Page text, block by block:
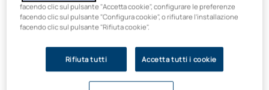
impatto sul mondo degli affari
Progetti reali di innovazione con le aziende
Formazione sul pensiero dirompente, sulla comunicazione
e sulla leadership
Tirocini e soggiorni in mercati strategici globali
facendo clic sul pulsante "Accetta cookie", configurare le preferenze
facendo clic sul pulsante "Configura cookie", o rifiutare l'installazione
facendo clic sul pulsante "Rifiuta cookie".
Rifiuta tutti Accetta tutti i cookie